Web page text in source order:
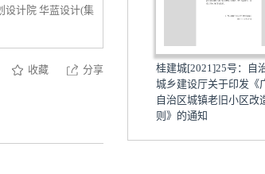
设计院 华蓝设计(集
收藏 分享
桂建城[2021]25号：自
城乡建设厅关于印发《
自治区城镇老旧小区改
则》的通知